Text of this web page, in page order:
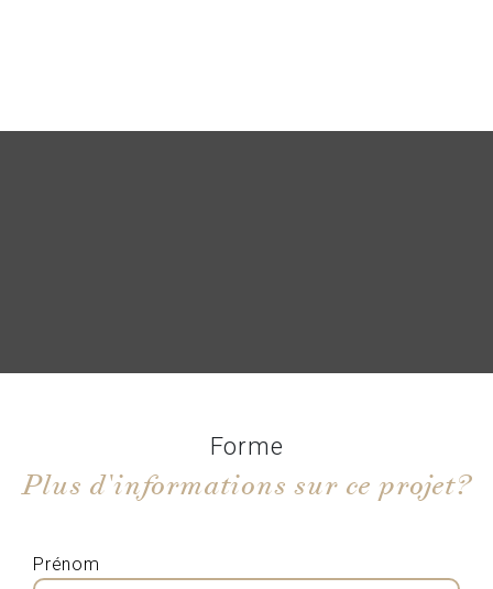
Forme
Plus d'informations sur ce projet?
Prénom